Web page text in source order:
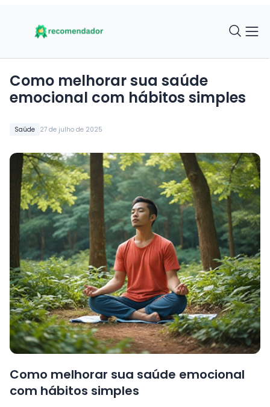
Saúde 27 de julho de 2025
Como melhorar sua saúde
emocional com hábitos simples
Como melhorar sua saúde emocional
com hábitos simples